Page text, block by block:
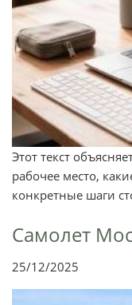
Этот текст
рабочее место,
конкретные шаги
Самолет
25/12/2025